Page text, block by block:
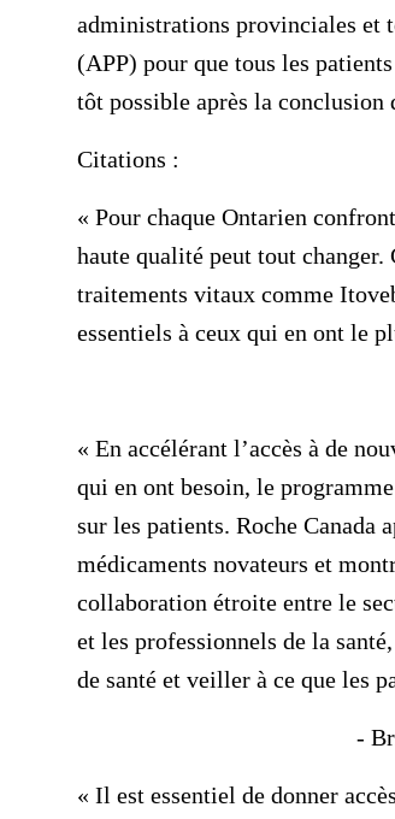
administrations provinciales et
(APP) pour que tous les
tôt possible après la conclusion
Citations :
« Pour chaque Ontarien
haute qualité peut tout
traitements vitaux comme
essentiels à ceux qui en ont le
« En accélérant l’accès à de
qui en ont besoin, le
sur les patients. Roche Canada
médicaments novateurs et
collaboration étroite entre le
et les professionnels de la
de santé et veiller à ce que les
-
« Il est essentiel de donner